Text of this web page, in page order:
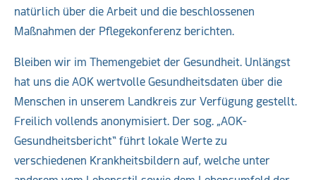
natürlich über die Arbeit und die beschlossenen
Maßnahmen der Pflegekonferenz berichten.
Bleiben wir im Themengebiet der Gesundheit. Unlängst
hat uns die AOK wertvolle Gesundheitsdaten über die
Menschen in unserem Landkreis zur Verfügung gestellt.
Freilich vollends anonymisiert. Der sog. „AOK-
Gesundheitsbericht“ führt lokale Werte zu
verschiedenen Krankheitsbildern auf, welche unter